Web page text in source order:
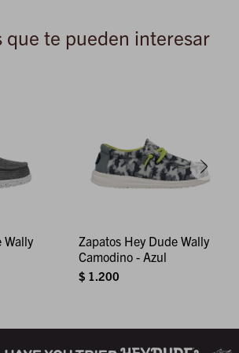
que te pueden interesar
Wally
Zapatos Hey Dude Wally
Camodino - Azul
$ 1.200